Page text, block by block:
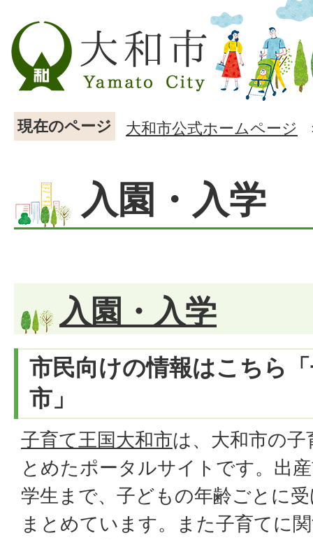
現在のページ 大和市公式ホームページ
入園・入学
入園・入学
市民向けの情報はこちら
市」
子育て王国大和市は、大和市の
とめたポータルサイトです。出
学生まで、子どもの年齢ごとに
まとめています。また子育てに